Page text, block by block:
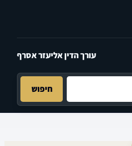
עורך הדין אליעזר אסרף
חיפוש